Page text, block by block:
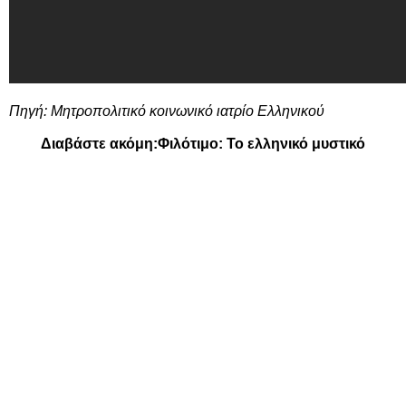
Πηγή: Μητροπολιτικό κοινωνικό ιατρίο Ελληνικού
Διαβάστε ακόμη:Φιλότιμο: Το ελληνικό μυστικό